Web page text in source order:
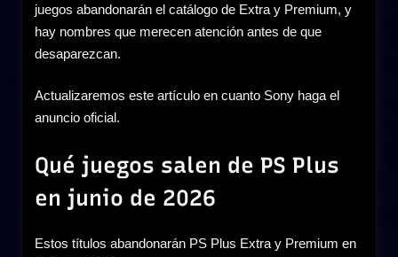
juegos abandonarán el catálogo de Extra y Premium, y
hay nombres que merecen atención antes de que
desaparezcan.
Actualizaremos este artículo en cuanto Sony haga el
anuncio oficial.
Qué juegos salen de PS Plus
en junio de 2026
Estos títulos abandonarán PS Plus Extra y Premium en